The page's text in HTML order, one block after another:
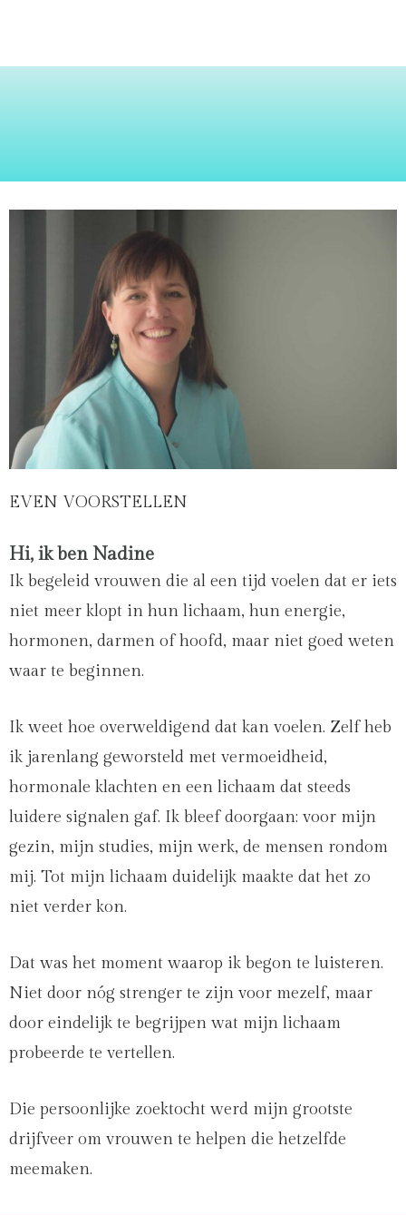
EVEN VOORSTELLEN
Hi, ik ben Nadine
Ik begeleid vrouwen die al een tijd voelen dat er iets
niet meer klopt in hun lichaam, hun energie,
hormonen, darmen of hoofd, maar niet goed weten
waar te beginnen.
Ik weet hoe overweldigend dat kan voelen. Zelf heb
ik jarenlang geworsteld met vermoeidheid,
hormonale klachten en een lichaam dat steeds
luidere signalen gaf. Ik bleef doorgaan: voor mijn
gezin, mijn studies, mijn werk, de mensen rondom
mij. Tot mijn lichaam duidelijk maakte dat het zo
niet verder kon.
Dat was het moment waarop ik begon te luisteren.
Niet door nóg strenger te zijn voor mezelf, maar
door eindelijk te begrijpen wat mijn lichaam
probeerde te vertellen.
Die persoonlijke zoektocht werd mijn grootste
drijfveer om vrouwen te helpen die hetzelfde
meemaken.